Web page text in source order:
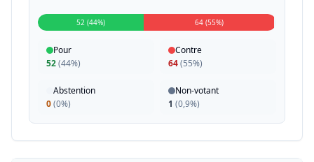
52 (44%) 64 (55%)
Pour
52(44%)
Contre
64(55%)
Abstention
0(0%)
Non-votant
1 (0,9%)